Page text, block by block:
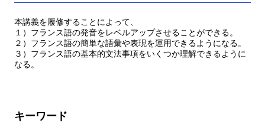
本講義を履修することによって、
１）フランス語の発音をレベルアップさせることができる。
２）フランス語の簡単な語彙や表現を運用できるようになる。
３）フランス語の基本的文法事項をいくつか理解できるように
なる。
キーワード